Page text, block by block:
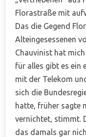
Florastraße mit
Das die Gegend
Alteingesessenen
Chauvinist hat
für alles gibt es ein
mit der Telekom
sich die
hatte, früher sagte
vernichtet, stimmt.
das damals gar